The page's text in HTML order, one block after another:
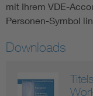
mit Ihrem VDE-
Personen-Symbol
Downloads